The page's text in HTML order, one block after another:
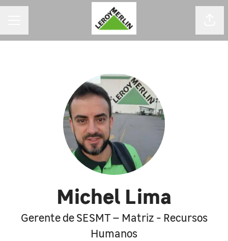
Michel Lima
Gerente de SESMT – Matriz - Recursos
Humanos